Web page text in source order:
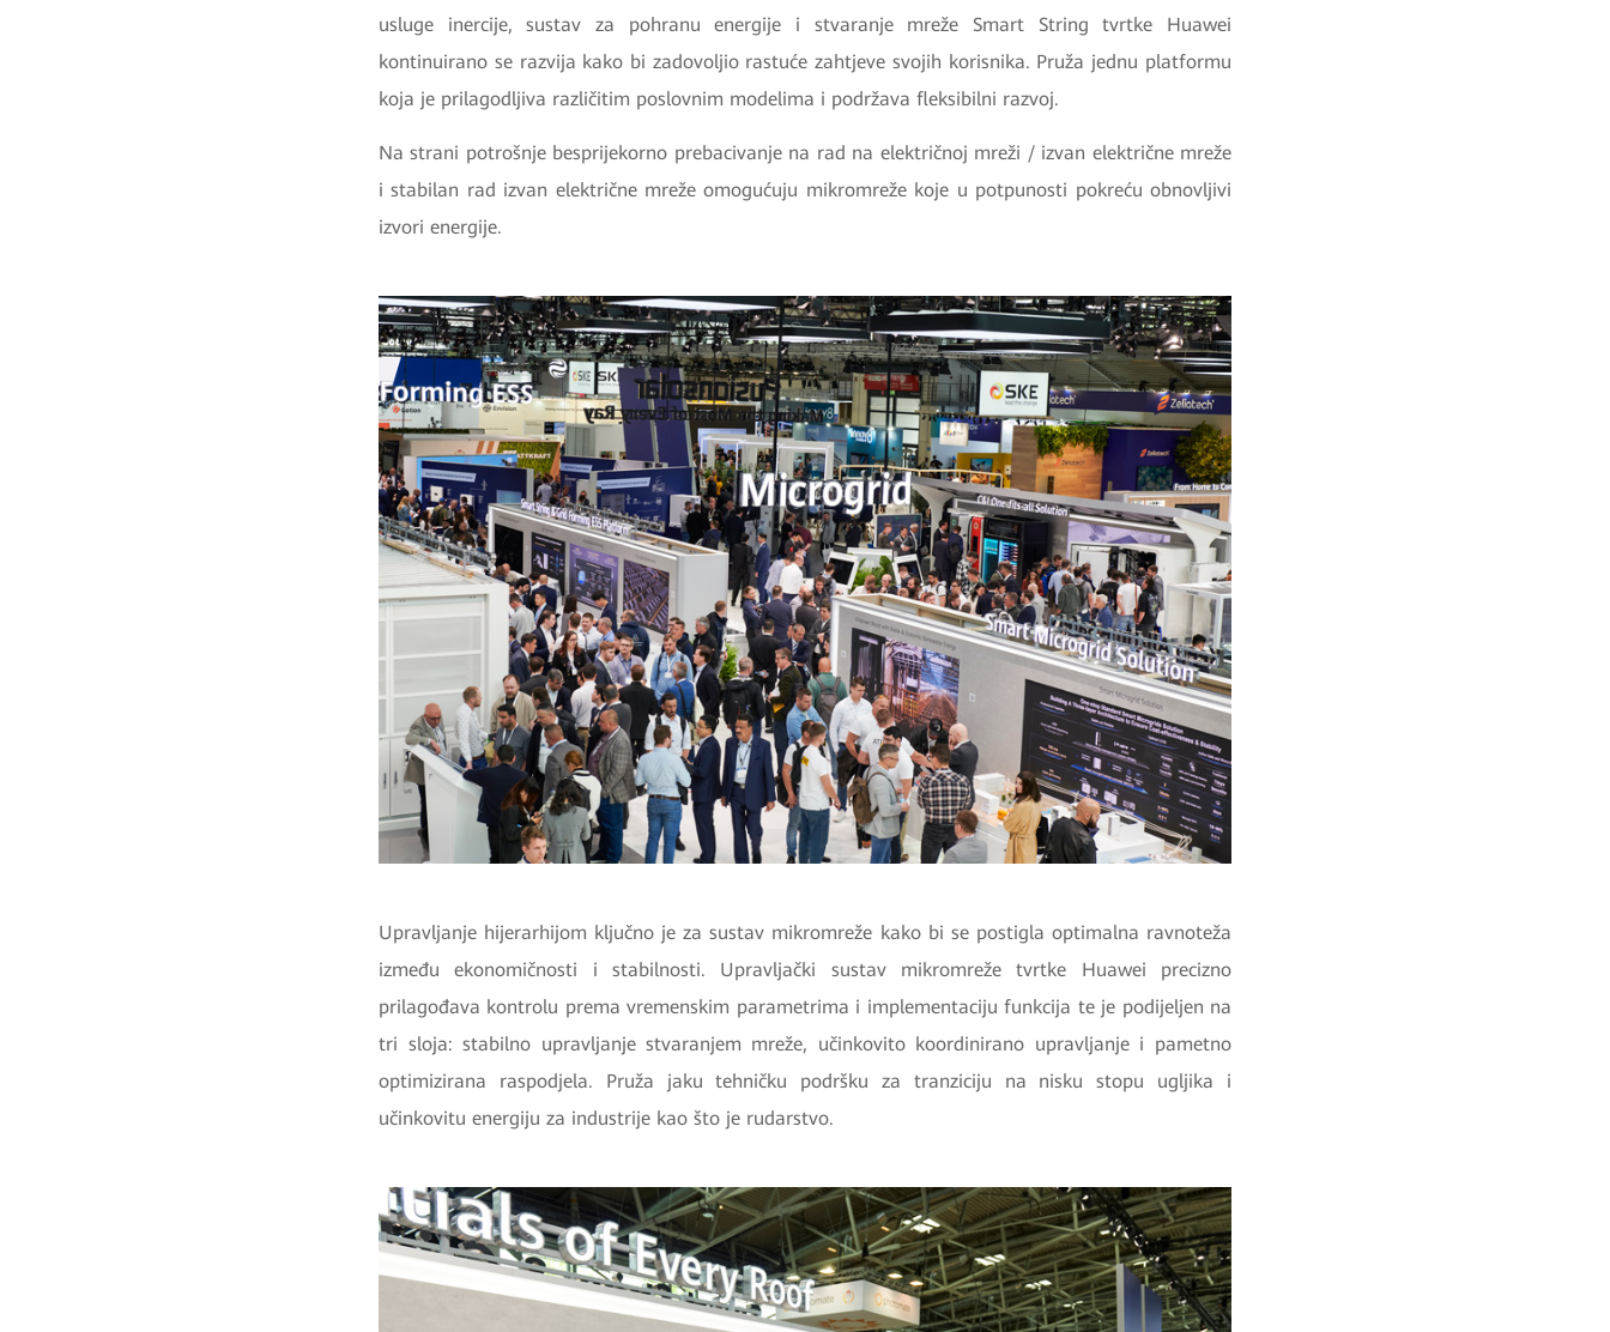
usluge inercije, sustav za pohranu energije i stvaranje mreže Smart String tvrtke Huawei
kontinuirano se razvija kako bi zadovoljio rastuće zahtjeve svojih korisnika. Pruža jednu platformu
koja je prilagodljiva različitim poslovnim modelima i podržava fleksibilni razvoj.
Na strani potrošnje besprijekorno prebacivanje na rad na električnoj mreži / izvan električne mreže
i stabilan rad izvan električne mreže omogućuju mikromreže koje u potpunosti pokreću obnovljivi
izvori energije.
Upravljanje hijerarhijom ključno je za sustav mikromreže kako bi se postigla optimalna ravnoteža
između ekonomičnosti i stabilnosti. Upravljački sustav mikromreže tvrtke Huawei precizno
prilagođava kontrolu prema vremenskim parametrima i implementaciju funkcija te je podijeljen na
tri sloja: stabilno upravljanje stvaranjem mreže, učinkovito koordinirano upravljanje i pametno
optimizirana raspodjela. Pruža jaku tehničku podršku za tranziciju na nisku stopu ugljika i
učinkovitu energiju za industrije kao što je rudarstvo.